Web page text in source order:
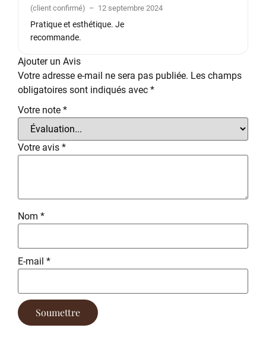
(client confirmé) – 12 septembre 2024
Pratique et esthétique. Je
recommande.
Ajouter un Avis
Votre adresse e-mail ne sera pas publiée. Les champs
obligatoires sont indiqués avec *
Votre note *
Votre avis *
Nom *
E-mail *